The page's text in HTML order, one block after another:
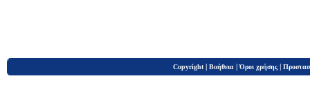
Copyright | Βοήθεια |Όροι χρήσης |